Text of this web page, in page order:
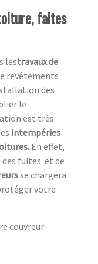
faites
lestravaux de
revêtements
des
le
est très
intempéries
En effet,
des fuites et de
se chargera
votre
couvreur